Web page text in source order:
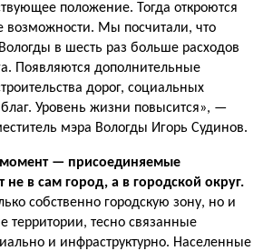
положение. Тогда откроются
Мы посчитали, что
в шесть раз больше расходов
Появляются дополнительные
дорог, социальных
Уровень жизни повысится», —
мэра Вологды Игорь Судинов.
— присоединяемые
не в сам город, а в городской округ.
собственно городскую зону, но и
территории, тесно связанные
и инфраструктурно. Населенные